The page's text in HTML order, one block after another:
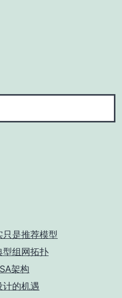
是推荐模型
型组网拓扑
架构
的机遇